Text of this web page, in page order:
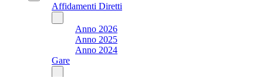
Affidamenti Diretti
Anno 2026
Anno 2025
Anno 2024
Gare